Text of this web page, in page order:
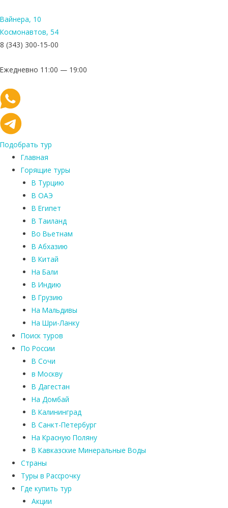
Вайнера, 10
Космонавтов, 54
8 (343) 300-15-00
Ежедневно 11:00 — 19:00
Подобрать тур
Главная
Горящие туры
В Турцию
В ОАЭ
В Египет
В Таиланд
Во Вьетнам
В Абхазию
В Китай
На Бали
В Индию
В Грузию
На Мальдивы
На Шри-Ланку
Поиск туров
По России
В Сочи
в Москву
В Дагестан
На Домбай
В Калининград
В Санкт-Петербург
На Красную Поляну
В Кавказские Минеральные Воды
Страны
Туры в Рассрочку
Где купить тур
Акции